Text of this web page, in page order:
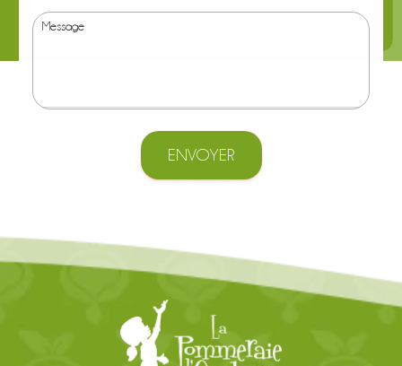
ENVOYER
N’hésitez pas à nous contacter au 06.45.50.30.81
pour toute demande supplémentaire sur les visites.
Découvrez aussi notre large
pommes 100 % purs !